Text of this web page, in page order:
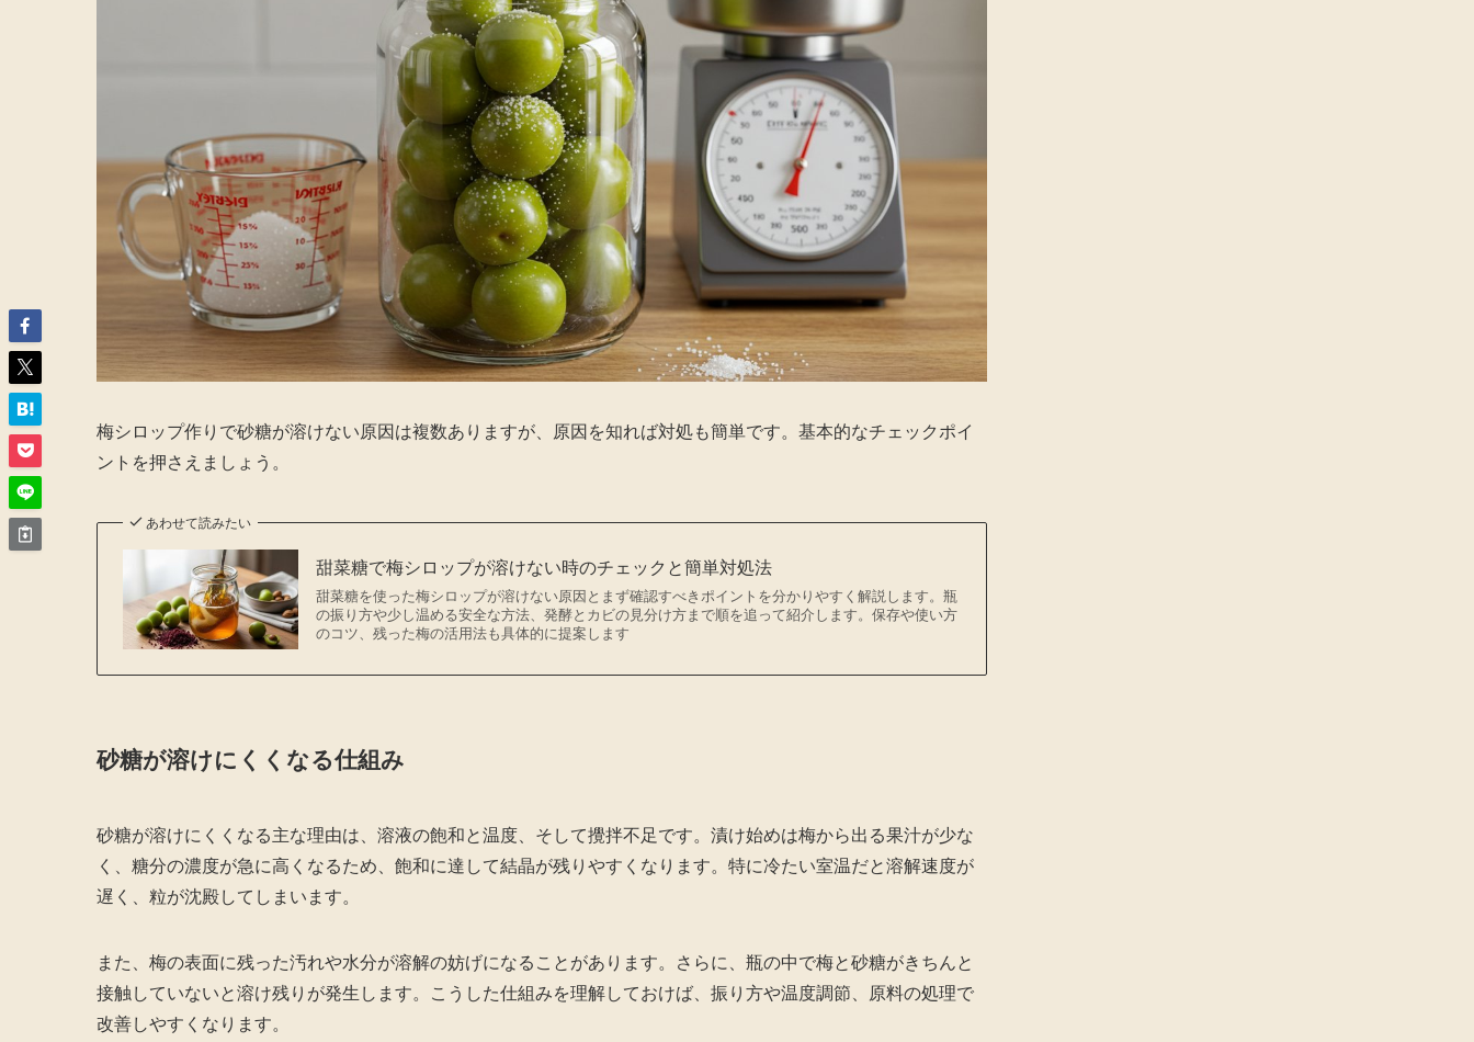
梅シロップ作りで砂糖が溶けない原因は複数ありますが、原因を知れば対処も簡単です。基本的なチェックポイ
ントを押さえましょう。
あわせて読みたい
甜菜糖で梅シロップが溶けない時のチェックと簡単対処法
甜菜糖を使った梅シロップが溶けない原因とまず確認すべきポイントを分かりやすく解説します。瓶
の振り方や少し温める安全な方法、発酵とカビの見分け方まで順を追って紹介します。保存や使い方
のコツ、残った梅の活用法も具体的に提案します
砂糖が溶けにくくなる仕組み
砂糖が溶けにくくなる主な理由は、溶液の飽和と温度、そして攪拌不足です。漬け始めは梅から出る果汁が少な
く、糖分の濃度が急に高くなるため、飽和に達して結晶が残りやすくなります。特に冷たい室温だと溶解速度が
遅く、粒が沈殿してしまいます。
また、梅の表面に残った汚れや水分が溶解の妨げになることがあります。さらに、瓶の中で梅と砂糖がきちんと
接触していないと溶け残りが発生します。こうした仕組みを理解しておけば、振り方や温度調節、原料の処理で
改善しやすくなります。